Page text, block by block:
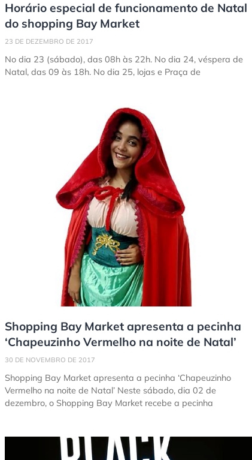
Horário especial de funcionamento de Natal
do shopping Bay Market
23 DE DEZEMBRO DE 2017
No dia 23 (sábado), das 08h às 22h. No dia 24, véspera de
Natal, das 09 às 18h. No dia 25, lojas e Praça de
Shopping Bay Market apresenta a pecinha
‘Chapeuzinho Vermelho na noite de Natal’
30 DE NOVEMBRO DE 2017
Shopping Bay Market apresenta a pecinha ‘Chapeuzinho
Vermelho na noite de Natal’ Neste sábado, dia 02 de
dezembro, o Shopping Bay Market recebe a pecinha